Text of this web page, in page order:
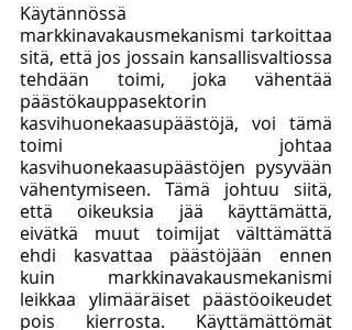
Käytännössä
markkinavakausmekanismi tarkoittaa
sitä, että jos jossain kansallisvaltiossa
tehdään toimi, joka vähentää
päästökauppasektorin
kasvihuonekaasupäästöjä, voi tämä
toimi johtaa
kasvihuonekaasupäästöjen pysyvään
vähentymiseen. Tämä johtuu siitä,
että oikeuksia jää käyttämättä,
eivätkä muut toimijat välttämättä
ehdi kasvattaa päästöjään ennen
kuin markkinavakausmekanismi
leikkaa ylimääräiset päästöoikeudet
pois kierrosta. Käyttämättömät